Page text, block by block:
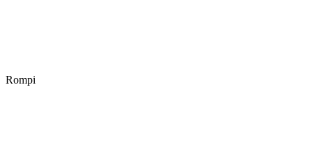
Rompi